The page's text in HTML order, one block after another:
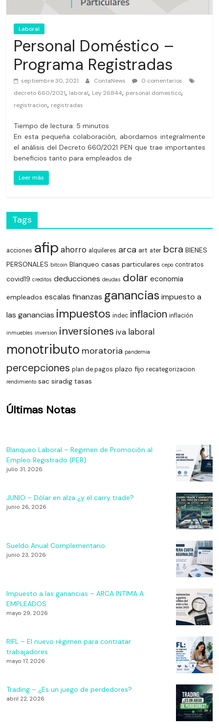
Laboral
Personal Doméstico –
Programa Registradas
septiembre 30, 2021 ContaNews
0 comentarios
decreto 660/2021, laboral, Ley 26844, personal domestico,
registracion, registradas
Tiempo de lectura: 5 minutos
En esta pequeña colaboración, abordamos integralmente
el análisis del Decreto 660/2021 PEN que trae importantes
beneficios tanto para empleados de
Leer más
Tags
acciones afip ahorro alquileres arca art ater bcra BIENES
PERSONALES bitcoin Blanqueo casas particulares cepo contratos
covid19 creditos deducciones deudas dolar economia
empleados escalas finanzas ganancias impuesto a
las ganancias impuestos indec inflacion inflación
inmuebles inversion inversiones iva laboral
monotributo moratoria pandemia
percepciones plan de pagos plazo fijo recategorizacion
rendimiento sac siradig tasas
Últimas Notas
Blanqueo Laboral – Regimen de Promoción al
Empleo Registrado (PER)
julio 31, 2026
JUNIO – Dólar en alza ¿y el carry trade?
junio 26, 2026
Sueldo Anual Complementario
junio 23, 2026
Impuesto a las ganancias – ARCA INTIMA A
EMPLEADOS
mayo 29, 2026
RIFL – El nuevo régimen para contratar
trabajadores
mayo 17, 2026
Trading – ¿Es un juego de perdedores?
abril 22, 2026